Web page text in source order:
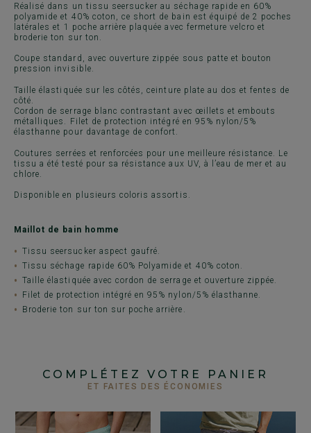
Réalisé dans un tissu seersucker au séchage rapide en 60%
polyamide et 40% coton, ce short de bain est équipé de 2 poches
latérales et 1 poche arrière plaquée avec fermeture velcro et
broderie ton sur ton.
Coupe standard, avec ouverture zippée sous patte et bouton
pression invisible.
Taille élastiquée sur les côtés, ceinture plate au dos et fentes de
côté.
Cordon de serrage blanc contrastant avec œillets et embouts
métalliques. Filet de protection intégré en 95% nylon/5%
élasthanne pour davantage de confort.
Coutures serrées et renforcées pour une meilleure résistance. Le
tissu a été testé pour sa résistance aux UV, à l’eau de mer et au
chlore.
Disponible en plusieurs coloris assortis.
Maillot de bain homme
Tissu seersucker aspect gaufré.
Tissu séchage rapide 60% Polyamide et 40% coton.
Taille élastiquée avec cordon de serrage et ouverture zippée.
Filet de protection intégré en 95% nylon/5% élasthanne.
Broderie ton sur ton sur poche arrière.
COMPLÉTEZ VOTRE PANIER
ET FAITES DES ÉCONOMIES